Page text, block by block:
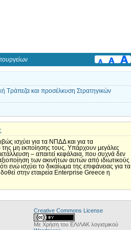
και προσέλκυση Στρατηγικών
ισχύει για τα ΝΠΔΔ και για τα
μη εκποίησης τους. Υπάρχουν μεγάλες
– απαιτεί κεφάλαια, που συχνά δεν
των ακινήτων αυτών από ιδιωτικούς
ισχύει το δικαίωμα της επιφάνειας για τα
στην εταιρεία Enterprise Greece η
Creative Commons License
Με Χρήση του ΕΛ/ΛΑΚ λογισμικού